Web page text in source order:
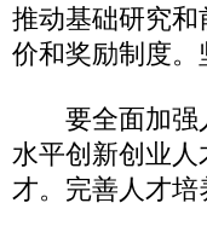
推动基础研究
价和奖励制度
要全面加强人
水平创新创业
才。完善人才